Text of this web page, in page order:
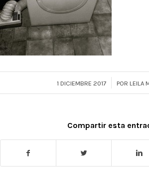
1 DICIEMBRE 2017
/ POR LEILA
Compartir esta